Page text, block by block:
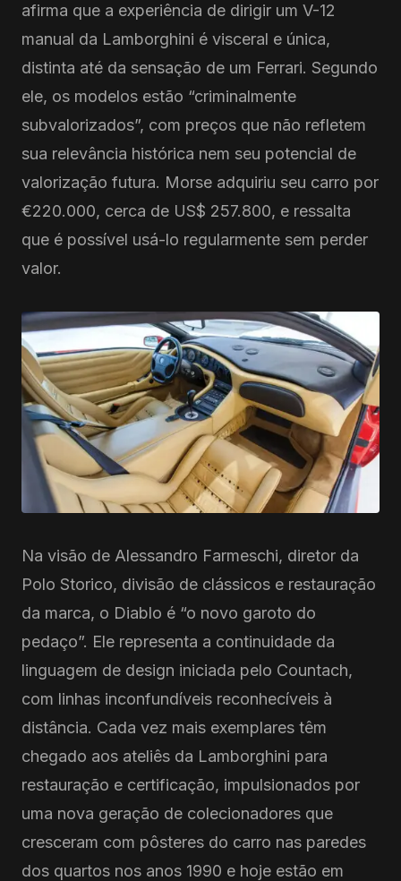
afirma que a experiência de dirigir um V-12
manual da Lamborghini é visceral e única,
distinta até da sensação de um Ferrari. Segundo
ele, os modelos estão “criminalmente
subvalorizados”, com preços que não refletem
sua relevância histórica nem seu potencial de
valorização futura. Morse adquiriu seu carro por
€220.000, cerca de US$ 257.800, e ressalta
que é possível usá-lo regularmente sem perder
valor.
Na visão de Alessandro Farmeschi, diretor da
Polo Storico, divisão de clássicos e restauração
da marca, o Diablo é “o novo garoto do
pedaço”. Ele representa a continuidade da
linguagem de design iniciada pelo Countach,
com linhas inconfundíveis reconhecíveis à
distância. Cada vez mais exemplares têm
chegado aos ateliês da Lamborghini para
restauração e certificação, impulsionados por
uma nova geração de colecionadores que
cresceram com pôsteres do carro nas paredes
dos quartos nos anos 1990 e hoje estão em